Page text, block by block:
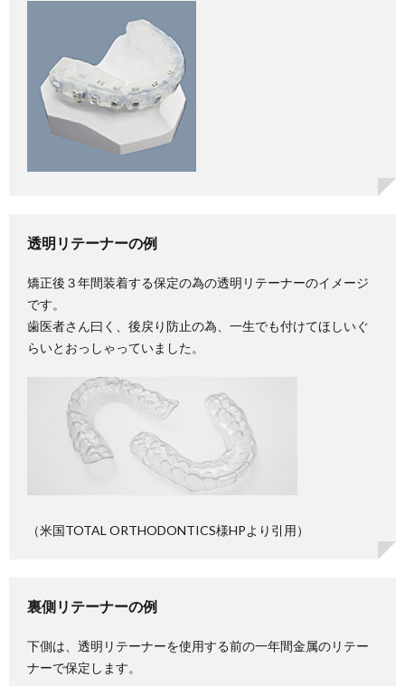
透明リテーナーの例
矯正後３年間装着する保定の為の透明リテーナーのイメージ
です。
歯医者さん曰く、後戻り防止の為、一生でも付けてほしいぐ
らいとおっしゃっていました。
（米国TOTAL ORTHODONTICS様HPより引用）
裏側リテーナーの例
下側は、透明リテーナーを使用する前の一年間金属のリテー
ナーで保定します。